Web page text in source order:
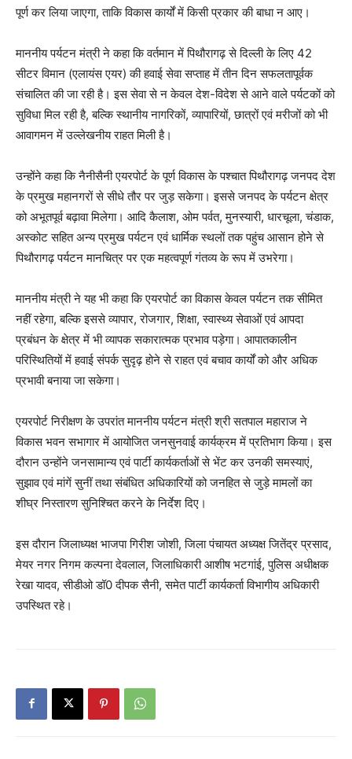
पूर्ण कर लिया जाएगा, ताकि विकास कार्यों में किसी प्रकार की बाधा न आए।
माननीय पर्यटन मंत्री ने कहा कि वर्तमान में पिथौरागढ़ से दिल्ली के लिए 42
सीटर विमान (एलायंस एयर) की हवाई सेवा सप्ताह में तीन दिन सफलतापूर्वक
संचालित की जा रही है। इस सेवा से न केवल देश-विदेश से आने वाले पर्यटकों को
सुविधा मिल रही है, बल्कि स्थानीय नागरिकों, व्यापारियों, छात्रों एवं मरीजों को भी
आवागमन में उल्लेखनीय राहत मिली है।
उन्होंने कहा कि नैनीसैनी एयरपोर्ट के पूर्ण विकास के पश्चात पिथौरागढ़ जनपद देश
के प्रमुख महानगरों से सीधे तौर पर जुड़ सकेगा। इससे जनपद के पर्यटन क्षेत्र
को अभूतपूर्व बढ़ावा मिलेगा। आदि कैलाश, ओम पर्वत, मुनस्यारी, धारचूला, चंडाक,
अस्कोट सहित अन्य प्रमुख पर्यटन एवं धार्मिक स्थलों तक पहुंच आसान होने से
पिथौरागढ़ पर्यटन मानचित्र पर एक महत्वपूर्ण गंतव्य के रूप में उभरेगा।
माननीय मंत्री ने यह भी कहा कि एयरपोर्ट का विकास केवल पर्यटन तक सीमित
नहीं रहेगा, बल्कि इससे व्यापार, रोजगार, शिक्षा, स्वास्थ्य सेवाओं एवं आपदा
प्रबंधन के क्षेत्र में भी व्यापक सकारात्मक प्रभाव पड़ेगा। आपातकालीन
परिस्थितियों में हवाई संपर्क सुदृढ़ होने से राहत एवं बचाव कार्यों को और अधिक
प्रभावी बनाया जा सकेगा।
एयरपोर्ट निरीक्षण के उपरांत माननीय पर्यटन मंत्री श्री सतपाल महाराज ने
विकास भवन सभागार में आयोजित जनसुनवाई कार्यक्रम में प्रतिभाग किया। इस
दौरान उन्होंने जनसामान्य एवं पार्टी कार्यकर्ताओं से भेंट कर उनकी समस्याएं,
सुझाव एवं मांगें सुनीं तथा संबंधित अधिकारियों को जनहित से जुड़े मामलों का
शीघ्र निस्तारण सुनिश्चित करने के निर्देश दिए।
इस दौरान जिलाध्यक्ष भाजपा गिरीश जोशी, जिला पंचायत अध्यक्ष जितेंद्र प्रसाद,
मेयर नगर निगम कल्पना देवलाल, जिलाधिकारी आशीष भटगांई, पुलिस अधीक्षक
रेखा यादव, सीडीओ डॉ0 दीपक सैनी, समेत पार्टी कार्यकर्ता विभागीय अधिकारी
उपस्थित रहे।